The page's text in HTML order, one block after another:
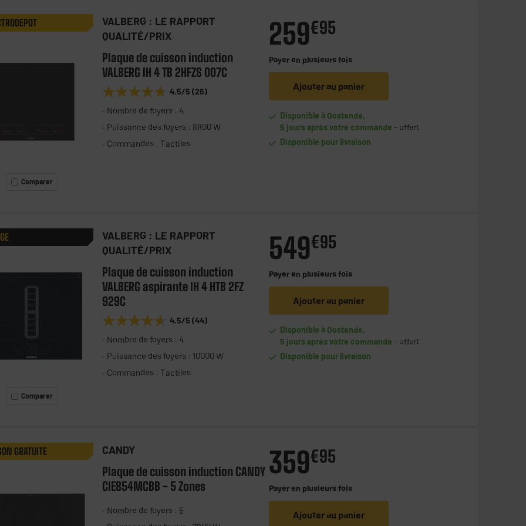
Comparer
VALBERG : LE RAPPORT
QUALITÉ/PRIX
Plaque de cuisson induction
VALBERG IH 4 TB 2HFZS 007C
★★★★★
★★★★★ 4.5/5 (26)
Nombre de foyers : 4
Puissance des foyers : 8800 W
Commandes : Tactiles
259€95
Payer en plusieurs fois
Ajouter au panier
Disponible à Oostende,
5 jours après votre commande - offert
Disponible pour livraison
Comparer
VALBERG : LE RAPPORT
QUALITÉ/PRIX
Plaque de cuisson induction
VALBERG aspirante IH 4 HTB 2FZ
929C
★★★★★
★★★★★ 4.5/5 (44)
Nombre de foyers : 4
Puissance des foyers : 10000 W
Commandes : Tactiles
549€95
Payer en plusieurs fois
Ajouter au panier
Disponible à Oostende,
5 jours après votre commande - offert
Disponible pour livraison
GRATUITE CANDY
Plaque de cuisson induction CANDY
CIE854MCBB - 5 Zones
Nombre de foyers : 5
359€95
Payer en plusieurs fois
Ajouter au panier